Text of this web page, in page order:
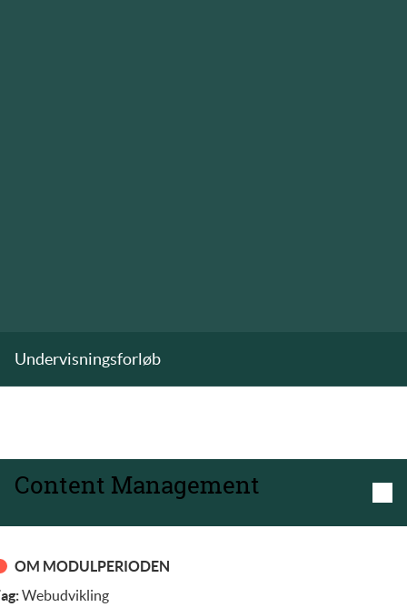
Undervisningsforløb
Content Management
OM MODULPERIODEN
Webudvikling